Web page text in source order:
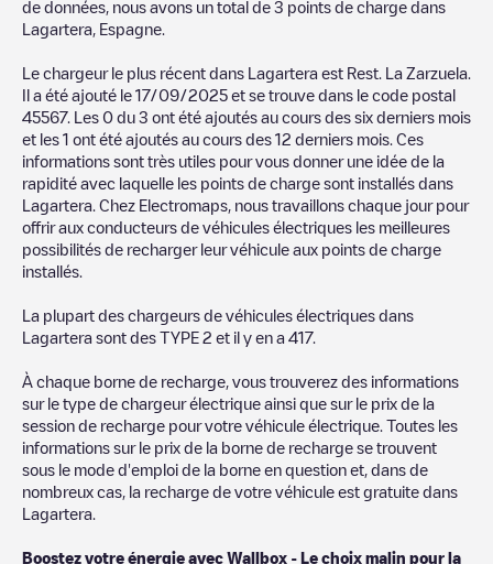
de données, nous avons un total de 3 points de charge dans
Lagartera Espagne
Le chargeur le plus récent dans Lagartera est Rest. La Zarzuela
Il a été ajouté le 17/09/2025 et se trouve dans le code postal
45567. Les 0 du 3 ont été ajoutés au cours des six derniers mois
et les 1 ont été ajoutés au cours des 12 derniers mois. Ces
informations sont très utiles pour vous donner une idée de la
rapidité avec laquelle les points de charge sont installés dans
Lagartera . Chez Electromaps, nous travaillons chaque jour pour
offrir aux conducteurs de véhicules électriques les meilleures
possibilités de recharger leur véhicule aux points de charge
installés.
La plupart des chargeurs de véhicules électriques dans
Lagartera sont des TYPE 2 et il y en a 417.
À chaque borne de recharge, vous trouverez des informations
sur le type de chargeur électrique ainsi que sur le prix de la
session de recharge pour votre véhicule électrique. Toutes les
informations sur le prix de la borne de recharge se trouvent
sous le mode d'emploi de la borne en question et, dans de
nombreux cas, la recharge de votre véhicule est gratuite dans
Lagartera
Boostez votre énergie avec Wallbox - Le choix malin pour la